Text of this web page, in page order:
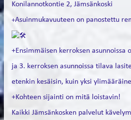
Konilannotkontie 2, Jämsänkoski
+Asuinmukavuuteen on panostettu
+Ensimmäisen kerroksen asunnoissa
ja 3. kerroksen asunnoissa tilava
etenkin kesäisin, kuin yksi
+Kohteen sijainti on mitä loistavin!
Kaikki Jämsänkosken palvelut